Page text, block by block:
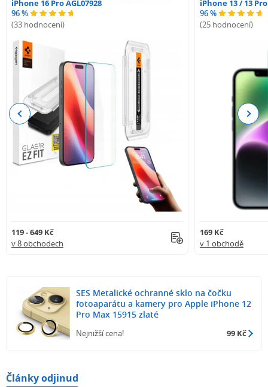
iPhone 16 Pro AGL07928
96 %
(33 hodnocení)
119 - 649 Kč
v 8 obchodech
iPhone 13 / 13 Pro
96 %
(25 hodnocení)
169 Kč
v 1 obchodě
Previous Next
SES Metalické ochranné sklo na čočku
fotoaparátu a kamery pro Apple iPhone 12
Pro Max 15915 zlaté
Nejnižší cena! 99 Kč
Články odjinud